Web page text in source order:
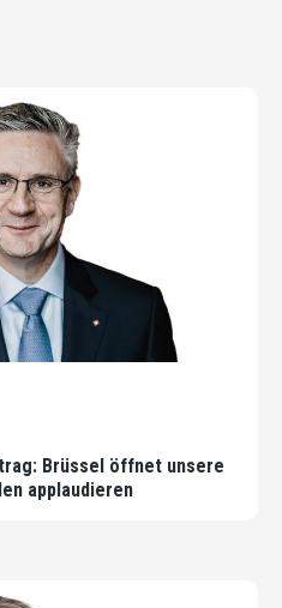
Brüssel öffnet unsere
applaudieren